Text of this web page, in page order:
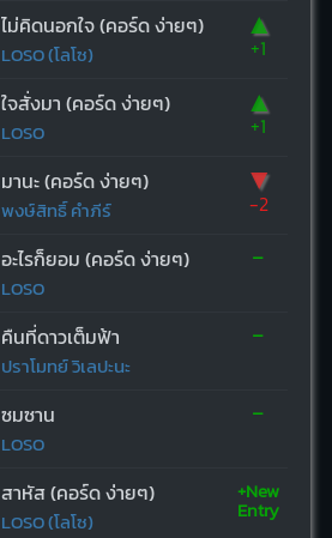
ไม่คิดนอกใจ (คอร์ด ง่ายๆ)
LOSO (โลโซ)
▲
+1
ใจสั่งมา (คอร์ด ง่ายๆ)
LOSO
▲
+1
มานะ (คอร์ด ง่ายๆ)
พงษ์สิทธิ์ คำภีร์
▼
-2
อะไรก็ยอม (คอร์ด ง่ายๆ)
LOSO
-
คืนที่ดาวเต็มฟ้า
ปราโมทย์ วิเลปะนะ
-
ซมซาน
LOSO
-
สาหัส (คอร์ด ง่ายๆ)
LOSO (โลโซ)
+New
Entry